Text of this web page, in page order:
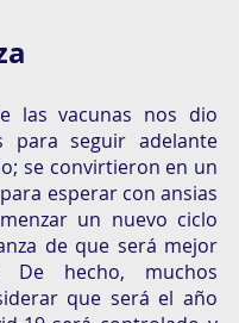
las vacunas nos dio
para seguir adelante
se convirtieron en un
esperar con ansias
un nuevo ciclo
de que será mejor
De hecho, muchos
que será el año